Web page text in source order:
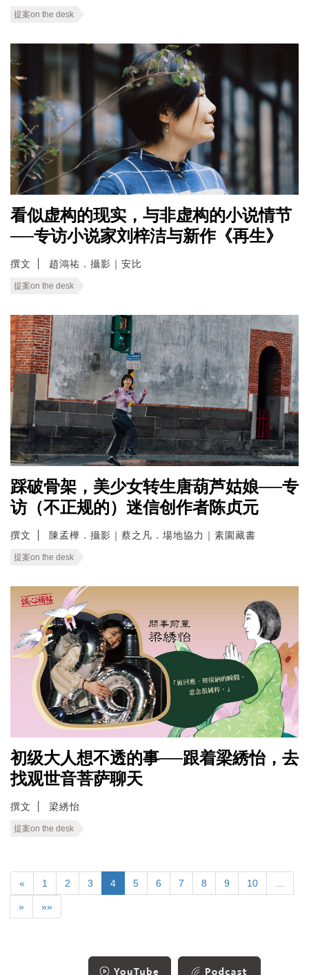
提案on the desk
看似虚构的现实，与非虚构的小说情节
──专访小说家刘梓洁与新作《再生》
撰文 趙鴻祐．攝影｜安比
提案on the desk
踩破骨架，美少女转生唐葫芦姑娘──专
访（不正规的）迷信创作者陈贞元
撰文 陳孟樺．攝影｜蔡之凡．場地協力｜素園藏書
提案on the desk
初级大人想不透的事──跟着梁綉怡，去
找观世音菩萨聊天
撰文 梁綉怡
提案on the desk
« 1 2 3 4 5 6 7 8 9 10
» »»